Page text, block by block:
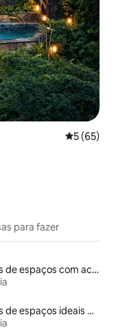
5 de uma
5 (65)
para fazer
Aluguéis de espaços com acesso direto a pistas de esqui
Aluguéis de espaços ideais para famílias